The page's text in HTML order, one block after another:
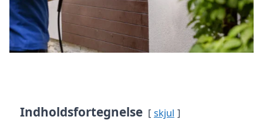
Indholdsfortegnelse skjul